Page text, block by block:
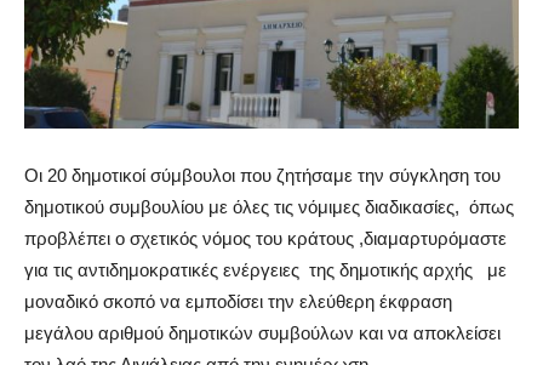
Οι 20 δημοτικοί σύμβουλοι που ζητήσαμε την σύγκληση του
δημοτικού συμβουλίου με όλες τις νόμιμες διαδικασίες, όπως
προβλέπει ο σχετικός νόμος του κράτους ,διαμαρτυρόμαστε
για τις αντιδημοκρατικές ενέργειες της δημοτικής αρχής με
μοναδικό σκοπό να εμποδίσει την ελεύθερη έκφραση
μεγάλου αριθμού δημοτικών συμβούλων και να αποκλείσει